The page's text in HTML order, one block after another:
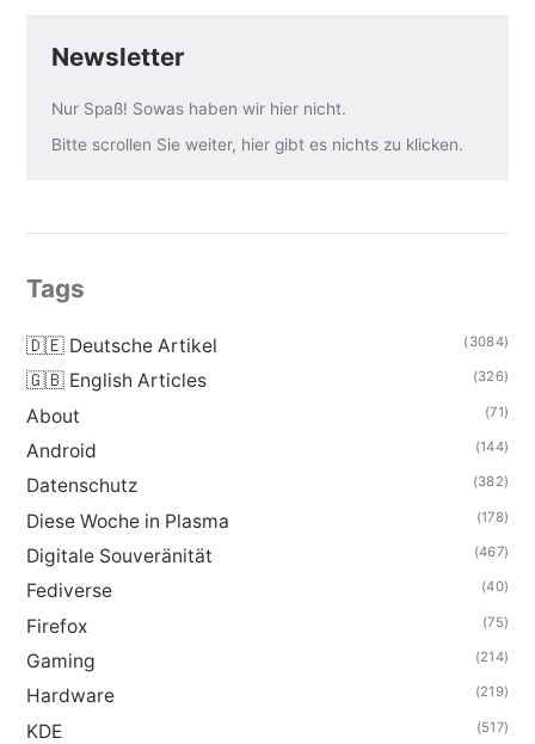
Newsletter
Nur Spaß! Sowas haben wir hier nicht.
Bitte scrollen Sie weiter, hier gibt es nichts zu klicken.
Tags
🇩🇪 Deutsche Artikel (3084)
🇬🇧 English Articles (326)
About (71)
Android (144)
Datenschutz (382)
Diese Woche in Plasma (178)
Digitale Souveränität (467)
Fediverse (40)
Firefox (75)
Gaming (214)
Hardware (219)
KDE (517)